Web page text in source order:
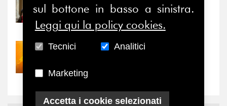
Prima della pausa estiva,
il valore di...
30/07/2026
“grande cecità”: la...
sul bottone in basso a sinistra.
Leggi qui la policy cookies.
Tecnici Analitici
Marketing
Accetta i cookie selezionati